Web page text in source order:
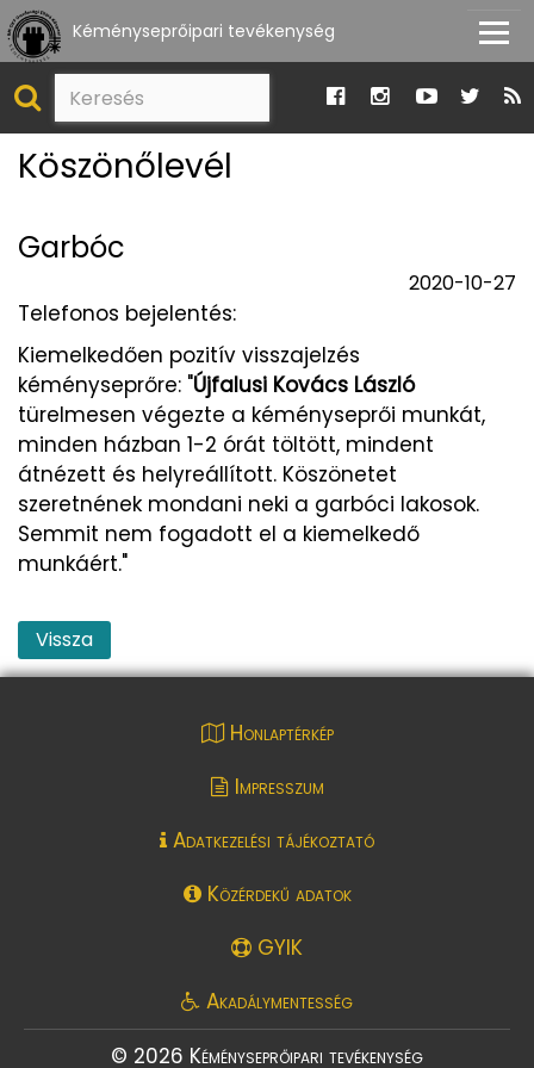
Kéményseprőipari tevékenység
Köszönőlevél
Garbóc
2020-10-27
Telefonos bejelentés:
Kiemelkedően pozitív visszajelzés
kéményseprőre: "Újfalusi Kovács László
türelmesen végezte a kéményseprői munkát,
minden házban 1-2 órát töltött, mindent
átnézett és helyreállított. Köszönetet
szeretnének mondani neki a garbóci lakosok.
Semmit nem fogadott el a kiemelkedő
munkáért."
Vissza
Honlaptérkép
Impresszum
Adatkezelési tájékoztató
Közérdekű adatok
GYIK
Akadálymentesség
© 2026 Kéményseprőipari tevékenység